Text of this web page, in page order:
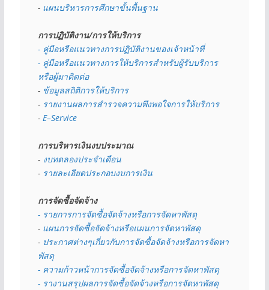
- แผนบริหารการศึกษาขั้นพื้นฐาน
การปฏิบัติงาน/การให้บริการ
- คู่มือหรือแนวทางการปฏิบัติงานของเจ้าหน้าที่
- คู่มือหรือแนวทางการให้บริการสำหรับผู้รับบริการ
หรือผู้มาติดต่อ
- ข้อมูลสถิติการให้บริการ
- รายงานผลการสำรวจความพึงพอใจการให้บริการ
- E–Service
การบริหารเงินงบประมาณ
- งบทดลองประจำเดือน
- รายละเอียดประกอบงบการเงิน
การจัดซื้อจัดจ้าง
- รายการการจัดซื้อจัดจ้างหรือการจัดหาพัสดุ
- แผนการจัดซื้อจัดจ้างหรือแผนการจัดหาพัสดุ
- ประกาศต่างๆเกี่ยวกับการจัดซื้อจัดจ้างหรือการจัดหา
พัสดุ
- ความก้าวหน้าการจัดซื้อจัดจ้างหรือการจัดหาพัสดุ
- รางานสรุปผลการจัดซื้อจัดจ้างหรือการจัดหาพัสดุ